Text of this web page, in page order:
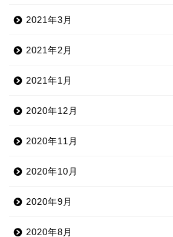
2021年3月
2021年2月
2021年1月
2020年12月
2020年11月
2020年10月
2020年9月
2020年8月